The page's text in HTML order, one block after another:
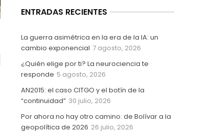
ENTRADAS RECIENTES
La guerra asimétrica en la era de la IA: un
cambio exponencial 7 agosto, 2026
¿Quién elige por ti? La neurociencia te
responde 5 agosto, 2026
AN2015: el caso CITGO y el botín de la
“continuidad” 30 julio, 2026
Por ahora no hay otro camino: de Bolívar a la
geopolítica de 2026 26 julio, 2026